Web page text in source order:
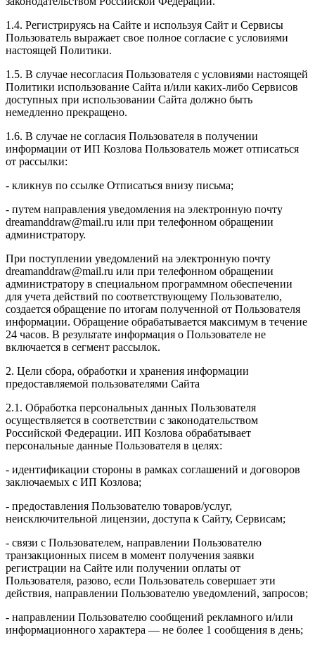
1.4. Регистрируясь на Сайте и используя Сайт и Сервисы
Пользователь выражает свое полное согласие с условиями
настоящей Политики.
1.5. В случае несогласия Пользователя с условиями настоящей
Политики использование Сайта и/или каких-либо Сервисов
доступных при использовании Сайта должно быть
немедленно прекращено.
1.6. В случае не согласия Пользователя в получении
информации от ИП Козлова Пользователь может отписаться
от рассылки:
- кликнув по ссылке Отписаться внизу письма;
- путем направления уведомления на электронную почту
dreamanddraw@mail.ru или при телефонном обращении
администратору.
При поступлении уведомлений на электронную почту
dreamanddraw@mail.ru или при телефонном обращении
администратору в специальном программном обеспечении
для учета действий по соответствующему Пользователю,
создается обращение по итогам полученной от Пользователя
информации. Обращение обрабатывается максимум в течение
24 часов. В результате информация о Пользователе не
включается в сегмент рассылок.
2. Цели сбора, обработки и хранения информации
предоставляемой пользователями Сайта
2.1. Обработка персональных данных Пользователя
осуществляется в соответствии с законодательством
Российской Федерации. ИП Козловa обрабатывает
персональные данные Пользователя в целях:
- идентификации стороны в рамках соглашений и договоров
заключаемых с ИП Козлова;
- предоставления Пользователю товаров/услуг,
неисключительной лицензии, доступа к Сайту, Сервисам;
- связи с Пользователем, направлении Пользователю
транзакционных писем в момент получения заявки
регистрации на Сайте или получении оплаты от
Пользователя, разово, если Пользователь совершает эти
действия, направлении Пользователю уведомлений, запросов;
- направлении Пользователю сообщений рекламного и/или
информационного характера — не более 1 сообщения в день;